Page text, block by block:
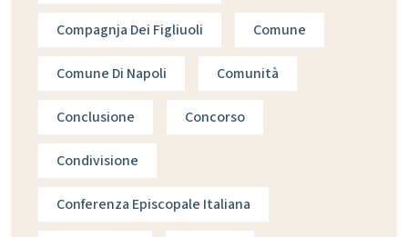
Compagnja Dei Figliuoli Comune
Comune Di Napoli Comunità
Conclusione Concorso
Condivisione
Conferenza Episcopale Italiana